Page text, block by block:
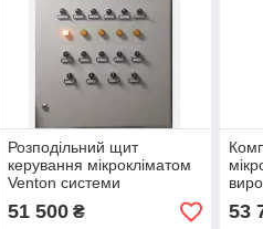
Розподільний щит
керування мікрокліматом
Venton системи
мікроклімату в
тваринництві
51 500₴
для
53